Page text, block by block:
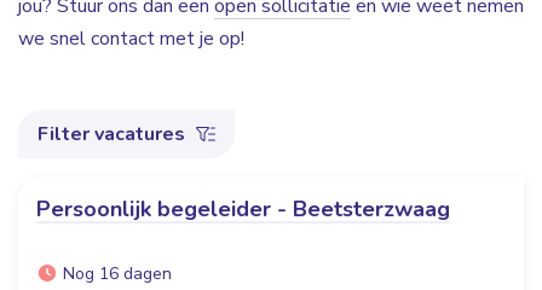
jou? Stuur ons dan een open sollicitatie en wie weet nemen
we snel contact met je op!
Filter vacatures
Persoonlijk begeleider - Beetsterzwaag
Nog 16 dagen